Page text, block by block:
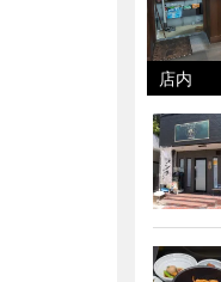
店内